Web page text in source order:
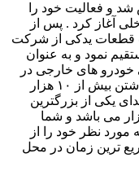
در سال ۱۳۶۵ تاسیس شد و فعالیت خود را
آغاز کرد . پس از
قطعات یدکی از شرکت
نمود و به عنوان
خودرو های خارجی در
بازارشناخته شد . فروشگاه سام پارت با داشتن بیش از ۱۰ هزار
یکی از بزرگترین
می باشد و شما
نظر خود را از
ترین زمان در محل